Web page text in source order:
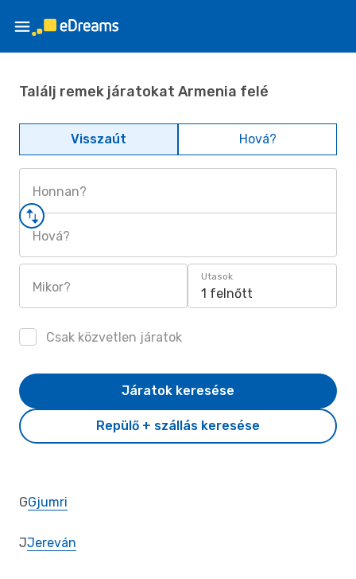
Találj remek járatokat Armenia felé
Visszaút Hová?
Honnan?
Hová?
Mikor?
Utasok
1 felnőtt
Csak közvetlen járatok
Repülő + szállás keresése
Járatok keresése
GGjumri
JJereván